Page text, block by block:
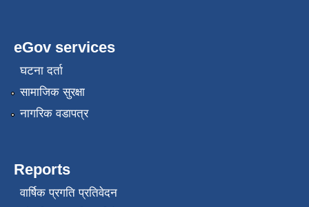
eGov services
घटना दर्ता
सामाजिक सुरक्षा
नागरिक वडापत्र
Reports
वार्षिक प्रगति प्रतिवेदन